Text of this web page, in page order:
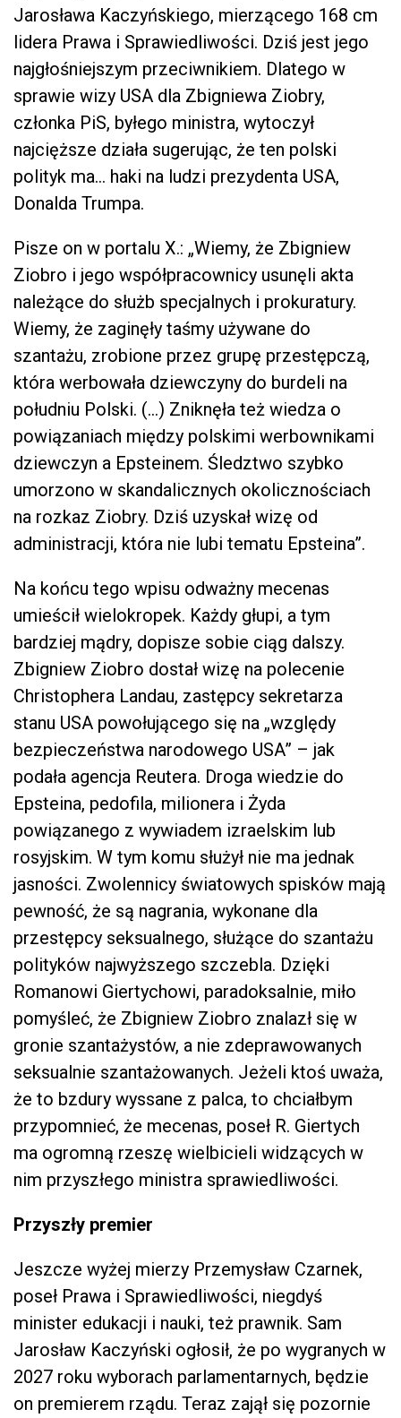
Jarosława Kaczyńskiego, mierzącego 168 cm
lidera Prawa i Sprawiedliwości. Dziś jest jego
najgłośniejszym przeciwnikiem. Dlatego w
sprawie wizy USA dla Zbigniewa Ziobry,
członka PiS, byłego ministra, wytoczył
najcięższe działa sugerując, że ten polski
polityk ma… haki na ludzi prezydenta USA,
Donalda Trumpa.
Pisze on w portalu X.: „Wiemy, że Zbigniew
Ziobro i jego współpracownicy usunęli akta
należące do służb specjalnych i prokuratury.
Wiemy, że zaginęły taśmy używane do
szantażu, zrobione przez grupę przestępczą,
która werbowała dziewczyny do burdeli na
południu Polski. (…) Zniknęła też wiedza o
powiązaniach między polskimi werbownikami
dziewczyn a Epsteinem. Śledztwo szybko
umorzono w skandalicznych okolicznościach
na rozkaz Ziobry. Dziś uzyskał wizę od
administracji, która nie lubi tematu Epsteina”.
Na końcu tego wpisu odważny mecenas
umieścił wielokropek. Każdy głupi, a tym
bardziej mądry, dopisze sobie ciąg dalszy.
Zbigniew Ziobro dostał wizę na polecenie
Christophera Landau, zastępcy sekretarza
stanu USA powołującego się na „względy
bezpieczeństwa narodowego USA” – jak
podała agencja Reutera. Droga wiedzie do
Epsteina, pedofila, milionera i Żyda
powiązanego z wywiadem izraelskim lub
rosyjskim. W tym komu służył nie ma jednak
jasności. Zwolennicy światowych spisków mają
pewność, że są nagrania, wykonane dla
przestępcy seksualnego, służące do szantażu
polityków najwyższego szczebla. Dzięki
Romanowi Giertychowi, paradoksalnie, miło
pomyśleć, że Zbigniew Ziobro znalazł się w
gronie szantażystów, a nie zdeprawowanych
seksualnie szantażowanych. Jeżeli ktoś uważa,
że to bzdury wyssane z palca, to chciałbym
przypomnieć, że mecenas, poseł R. Giertych
ma ogromną rzeszę wielbicieli widzących w
nim przyszłego ministra sprawiedliwości.
Przyszły premier
Jeszcze wyżej mierzy Przemysław Czarnek,
poseł Prawa i Sprawiedliwości, niegdyś
minister edukacji i nauki, też prawnik. Sam
Jarosław Kaczyński ogłosił, że po wygranych w
2027 roku wyborach parlamentarnych, będzie
on premierem rządu. Teraz zajął się pozornie